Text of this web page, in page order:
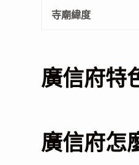
寺廟緯度
廣信府特
廣信府怎